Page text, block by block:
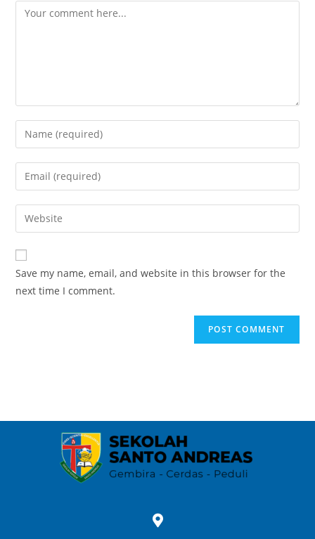
Save my name, email, and website in this browser for the
next time I comment.